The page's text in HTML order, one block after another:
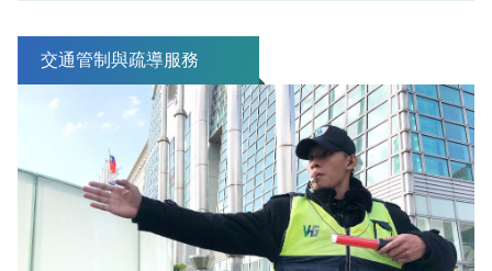
交通管制與疏導服務